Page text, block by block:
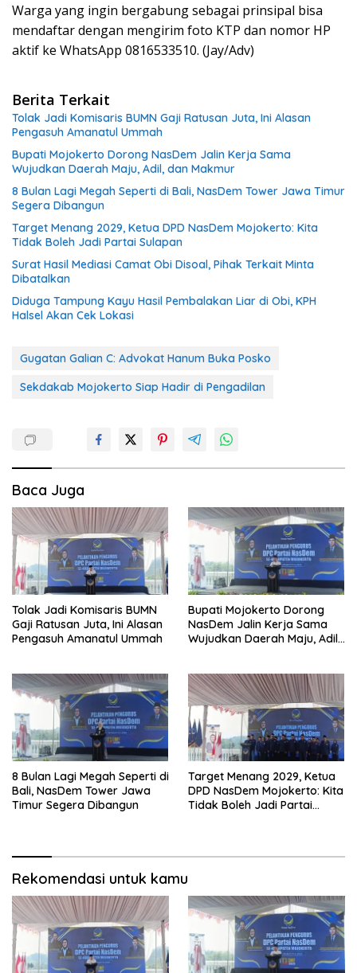
Warga yang ingin bergabung sebagai prinsipal bisa
mendaftar dengan mengirim foto KTP dan nomor HP
aktif ke WhatsApp 0816533510. (Jay/Adv)
Berita Terkait
Tolak Jadi Komisaris BUMN Gaji Ratusan Juta, Ini Alasan
Pengasuh Amanatul Ummah
Bupati Mojokerto Dorong NasDem Jalin Kerja Sama
Wujudkan Daerah Maju, Adil, dan Makmur
8 Bulan Lagi Megah Seperti di Bali, NasDem Tower Jawa Timur
Segera Dibangun
Target Menang 2029, Ketua DPD NasDem Mojokerto: Kita
Tidak Boleh Jadi Partai Sulapan
Surat Hasil Mediasi Camat Obi Disoal, Pihak Terkait Minta
Dibatalkan
Diduga Tampung Kayu Hasil Pembalakan Liar di Obi, KPH
Halsel Akan Cek Lokasi
Gugatan Galian C: Advokat Hanum Buka Posko
Sekdakab Mojokerto Siap Hadir di Pengadilan
Baca Juga
Tolak Jadi Komisaris BUMN
Gaji Ratusan Juta, Ini Alasan
Pengasuh Amanatul Ummah
Bupati Mojokerto Dorong
NasDem Jalin Kerja Sama
Wujudkan Daerah Maju, Adil,
8 Bulan Lagi Megah Seperti di
Bali, NasDem Tower Jawa
Timur Segera Dibangun
Target Menang 2029, Ketua
DPD NasDem Mojokerto: Kita
Tidak Boleh Jadi Partai
Rekomendasi untuk kamu